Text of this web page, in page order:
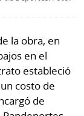
la obra, en
en el
estableció
costo de
de